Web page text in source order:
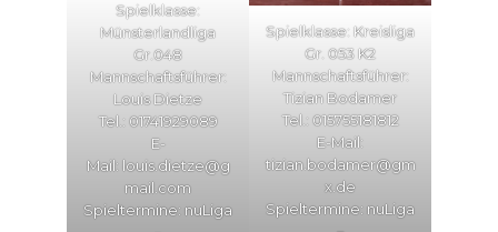
Spielklasse:
Münsterlandliga
Gr.048
Mannschaftsführer:
Louis Dietze
Tel.: 01741929089
E-
Mail: louis.dietze@g
mail.com
Spieltermine: nuLiga
Spielklasse: Kreisliga
Gr. 053 K2
Mannschaftsführer:
Tizian Bodamer
Tel.: 015755181812
E-Mail:
tizian.bodamer@gm
x.de
Spieltermine: nuLiga